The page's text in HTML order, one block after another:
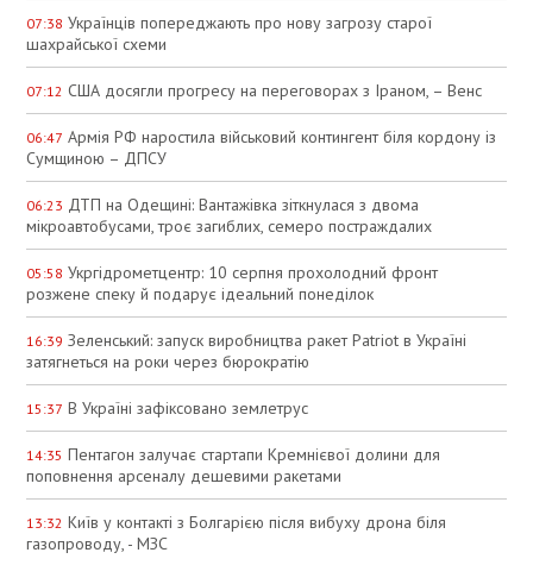
07:38 Українців попереджають про нову загрозу старої
шахрайської схеми
07:12 США досягли прогресу на переговорах з Іраном, – Венс
06:47 Армія РФ наростила військовий контингент біля кордону із
Сумщиною – ДПСУ
06:23 ДТП на Одещині: Вантажівка зіткнулася з двома
мікроавтобусами, троє загиблих, семеро постраждалих
05:58 Укргідрометцентр: 10 серпня прохолодний фронт
розжене спеку й подарує ідеальний понеділок
16:39 Зеленський: запуск виробництва ракет Patriot в Україні
затягнеться на роки через бюрократію
15:37 В Україні зафіксовано землетрус
14:35 Пентагон залучає стартапи Кремнієвої долини для
поповнення арсеналу дешевими ракетами
13:32 Київ у контакті з Болгарією після вибуху дрона біля
газопроводу, - МЗС